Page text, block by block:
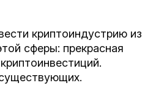
криптоиндустрию из
сферы: прекрасная